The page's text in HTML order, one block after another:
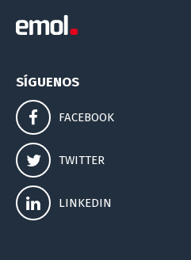
SÍGUENOS
FACEBOOK
TWITTER
LINKEDIN